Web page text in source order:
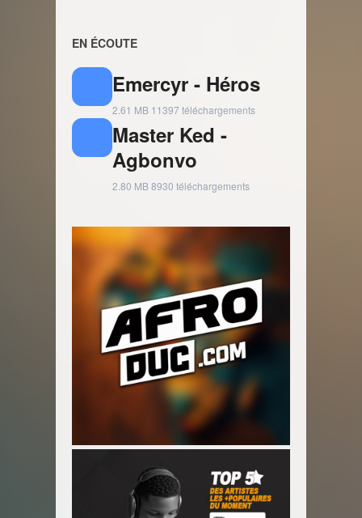
EN ÉCOUTE
Emercyr - Héros
2.61 MB 11397 téléchargements
Master Ked -
Agbonvo
2.80 MB8930 téléchargements